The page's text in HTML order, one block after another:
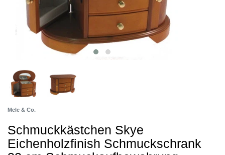
Mele & Co.
Schmuckkästchen Skye
Eichenholzfinish Schmuckschrank